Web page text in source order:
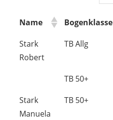
Name Bogenklasse
Stark
Robert
TB Allg
TB 50+
Stark
Manuela
TB 50+